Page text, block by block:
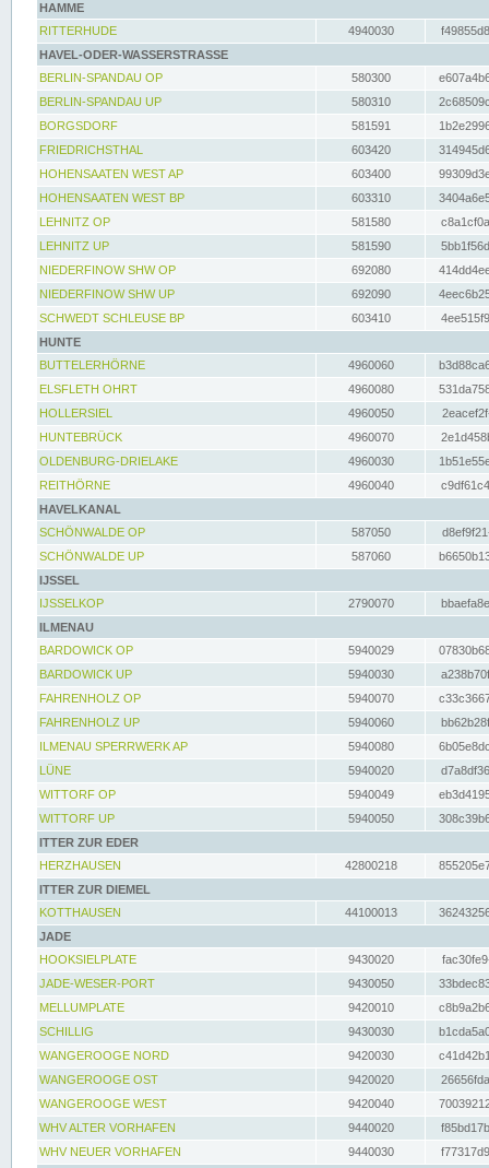
HAMME
RITTERHUDE
4940030
HAVEL-ODER-WASSERSTRASSE
BERLIN-SPANDAU OP
580300
BERLIN-SPANDAU UP
580310
BORGSDORF
581591
FRIEDRICHSTHAL
603420
HOHENSAATEN WEST AP
603400
HOHENSAATEN WEST BP
603310
LEHNITZ OP
581580
LEHNITZ UP
581590
NIEDERFINOW SHW OP
692080
NIEDERFINOW SHW UP
692090
SCHWEDT SCHLEUSE BP
603410
HUNTE
BUTTELERHÖRNE
4960060
ELSFLETH OHRT
4960080
HOLLERSIEL
4960050
HUNTEBRÜCK
4960070
OLDENBURG-DRIELAKE
4960030
REITHÖRNE
4960040
HAVELKANAL
SCHÖNWALDE OP
587050
SCHÖNWALDE UP
587060
IJSSEL
IJSSELKOP
2790070
ILMENAU
BARDOWICK OP
5940029
BARDOWICK UP
5940030
FAHRENHOLZ OP
5940070
FAHRENHOLZ UP
5940060
ILMENAU SPERRWERK AP
5940080
LÜNE
5940020
WITTORF OP
5940049
WITTORF UP
5940050
ITTER ZUR EDER
HERZHAUSEN
42800218
ITTER ZUR DIEMEL
KOTTHAUSEN
44100013
JADE
HOOKSIELPLATE
9430020
JADE-WESER-PORT
9430050
MELLUMPLATE
9420010
SCHILLIG
9430030
WANGEROOGE NORD
9420030
WANGEROOGE OST
9420020
WANGEROOGE WEST
9420040
WHV ALTER VORHAFEN
9440020
WHV NEUER VORHAFEN
9440030